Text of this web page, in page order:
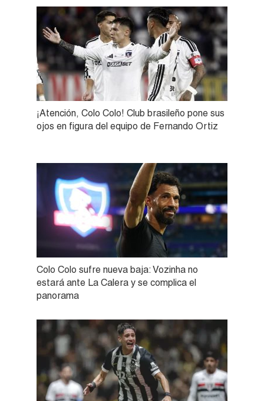
¡Atención, Colo Colo! Club brasileño pone sus
ojos en figura del equipo de Fernando Ortiz
Colo Colo sufre nueva baja: Vozinha no
estará ante La Calera y se complica el
panorama